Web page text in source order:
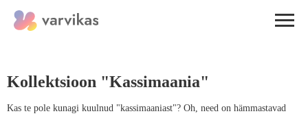
Kollektsioon "Kassimaania"
Kas te pole kunagi kuulnud "kassimaaniast"? Oh, need on hämmastavad